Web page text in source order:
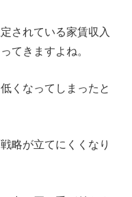
されている家賃収入
てきますよね。
くなってしまったと
略が立てにくくなり